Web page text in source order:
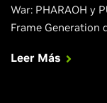
War: PHARAOH y
Frame Generation
Resident Evil™
Leer Más